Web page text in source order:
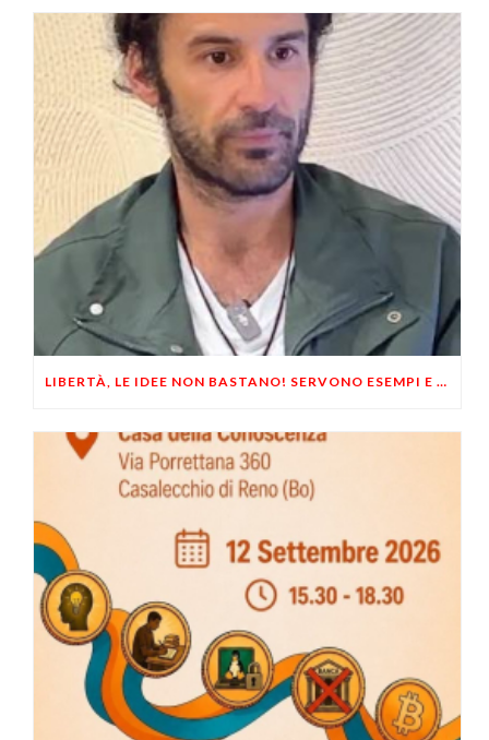
LIBERTÀ, LE IDEE NON BASTANO! SERVONO ESEMPI E UN PO’ DI COERENZA